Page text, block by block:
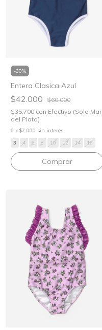
-30%
Entera Clasica Azul
$42.000 $60.000
$35.700 con Efectivo (Solo Mar
del Plata)
6 x $7.000 sin interés
3
4 6 8 10 12 14 16
Comprar